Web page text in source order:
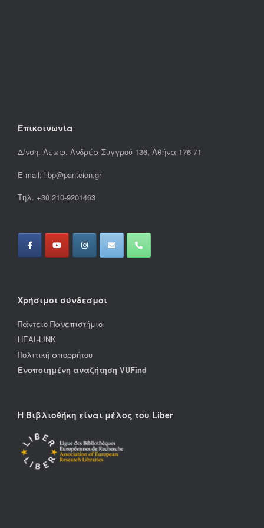
Επικοινωνία
Δ/νση: Λεωφ. Ανδρέα Συγγρού 136, Αθήνα 176 71
E-mail: libp@panteion.gr
Τηλ. +30 210-9201463
Χρήσιμοι σύνδεσμοι
Πάντειο Πανεπιστήμιο
HEAL-LINK
Πολιτική απορρήτου
Ενοποιημένη αναζήτηση VUFind
Η Βιβλιοθήκη είναι μέλος του Liber